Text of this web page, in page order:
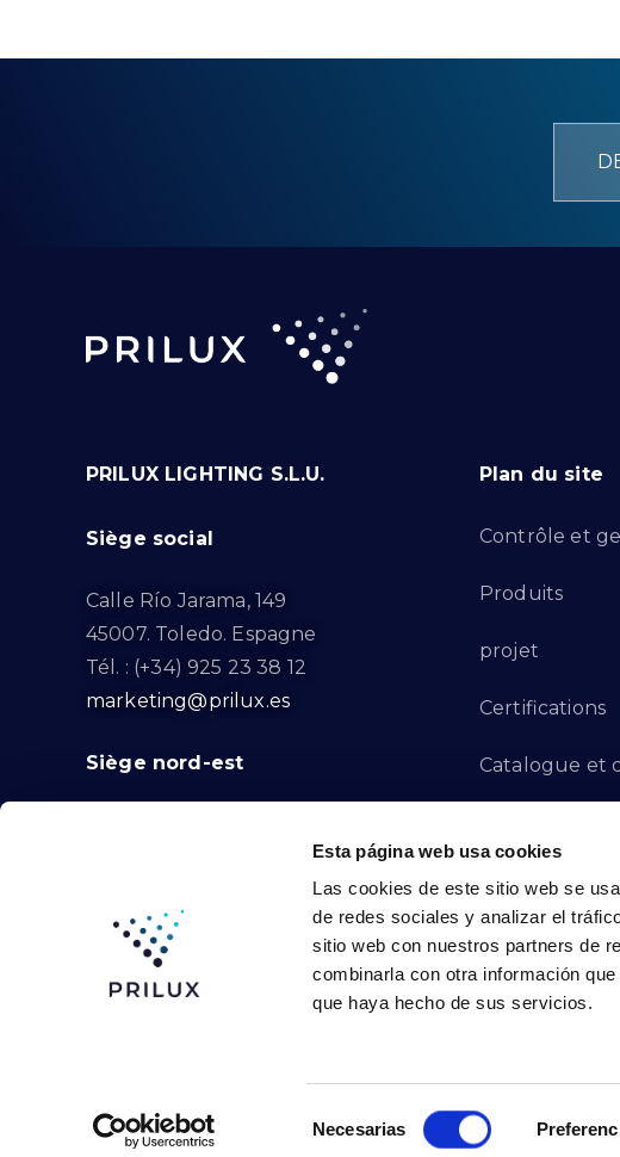
Esta página web usa cookies
Las cookies de este sitio web se
de redes sociales y analizar el
sitio web con nuestros partners de
combinarla con otra información
que haya hecho de sus servicios.
Necesarias
PRILUX LIGHTING S.L.U.
Siège social
Calle Río Jarama, 149
45007. Toledo. Espagne
Tél. : (+34) 925 23 38 12
marketing@prilux.es
Siège nord-est
08791. Sant Llorenç d’Hortons.
Tél. : (+34) 93 719 23 29
marketing@prilux.es
Plan du site
Contrôle et
Produits
projet
Certifications
Catalogue et
Canal des
Contacto - FR